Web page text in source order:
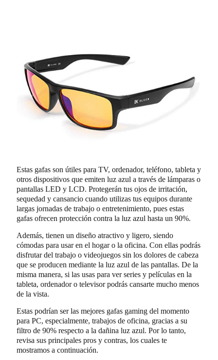
Estas gafas son útiles para TV, ordenador, teléfono, tableta y
otros dispositivos que emiten luz azul a través de lámparas o
pantallas LED y LCD. Protegerán tus ojos de irritación,
sequedad y cansancio cuando utilizas tus equipos durante
largas jornadas de trabajo o entretenimiento, pues estas
gafas ofrecen protección contra la luz azul hasta un 90%.
Además, tienen un diseño atractivo y ligero, siendo
cómodas para usar en el hogar o la oficina. Con ellas podrás
disfrutar del trabajo o videojuegos sin los dolores de cabeza
que se producen mediante la luz azul de las pantallas. De la
misma manera, si las usas para ver series y películas en la
tableta, ordenador o televisor podrás cansarte mucho menos
de la vista.
Estas podrían ser las mejores gafas gaming del momento
para PC, especialmente, trabajos de oficina, gracias a su
filtro de 90% respecto a la dañina luz azul. Por lo tanto,
revisa sus principales pros y contras, los cuales te
mostramos a continuación.